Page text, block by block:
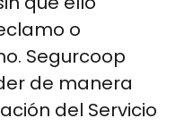
o
Segurcoop
de manera
del Servicio